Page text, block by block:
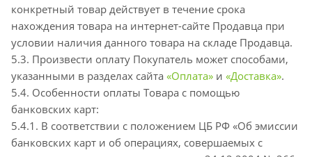
конкретный товар действует в течение срока
нахождения товара на интернет-сайте Продавца при
условии наличия данного товара на складе Продавца.
5.3. Произвести оплату Покупатель может способами,
указанными в разделах сайта «Оплата» и «Доставка».
5.4. Особенности оплаты Товара с помощью
банковских карт:
5.4.1. В соответствии с положением ЦБ РФ «Об эмиссии
банковских карт и об операциях, совершаемых с